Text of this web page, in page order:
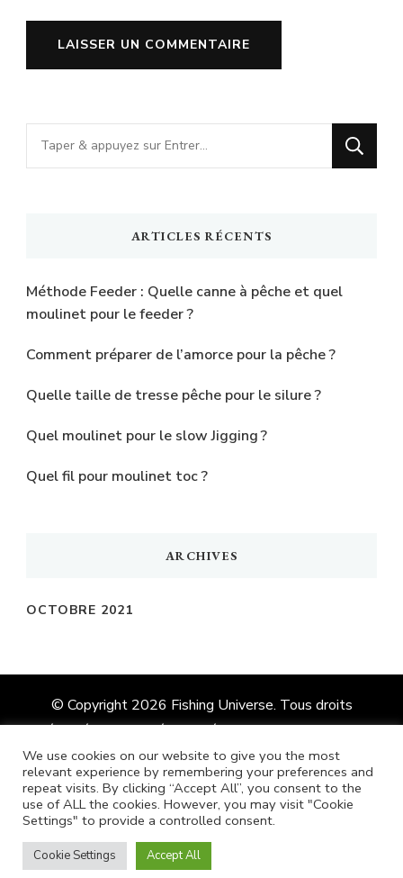
Vous
recherchiez
ARTICLES RÉCENTS
Méthode Feeder : Quelle canne à pêche et quel
moulinet pour le feeder ?
Comment préparer de l’amorce pour la pêche ?
Quelle taille de tresse pêche pour le silure ?
Quel moulinet pour le slow Jigging ?
Quel fil pour moulinet toc ?
ARCHIVES
OCTOBRE 2021
© Copyright 2026 Fishing Universe. Tous droits
réservés.Vilva | Développé parBlossom Themes.
Propulsé parWordPress
We use cookies on our website to give you the most
relevant experience by remembering your preferences and
repeat visits. By clicking “Accept All”, you consent to the
use of ALL the cookies. However, you may visit "Cookie
Settings" to provide a controlled consent.
Cookie Settings Accept All
Anglais Français
Allemand
Italien